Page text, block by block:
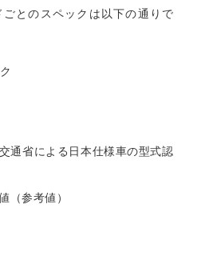
とのスペックは以下の通りで
通省による日本仕様車の型式認
（参考値）